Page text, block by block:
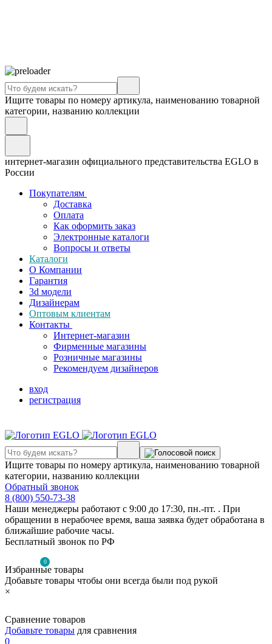
Ищите товары по номеру артикула, наименованию товарной
категории, названию коллекции
интернет-магазин официального представительства EGLO в
России
Покупателям
Доставка
Оплата
Как оформить заказ
Электронные каталоги
Вопросы и ответы
Каталоги
О Компании
Гарантия
3d модели
Дизайнерам
Оптовым клиентам
Контакты
Интернет-магазин
Фирменные магазины
Розничные магазины
Рекомендуем дизайнеров
вход
регистрация
Ищите товары по номеру артикула, наименованию товарной
категории, названию коллекции
Обратный звонок
8 (800) 550-73-38
Наши менеджеры работают с 9:00 до 17:30, пн.-пт. . При
обращении в нерабочее время, ваша заявка будет обработана в
ближайшие рабочие часы.
Бесплатный звонок по РФ
0
Избранные товары
Добавьте товары чтобы они всегда были под рукой
×
Сравнение товаров
Добавьте товары для сравнения
0